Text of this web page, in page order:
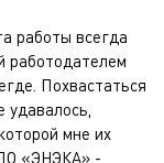
работы всегда
работодателем
Похвастаться
мне их
«ЭНЭКА» -